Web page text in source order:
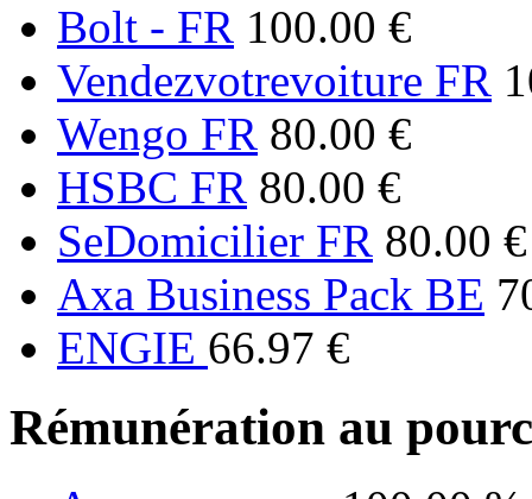
Bolt - FR 100.00 €
Vendezvotrevoiture FR
Wengo FR 80.00 €
HSBC FR 80.00 €
SeDomicilier FR 80.00 €
Axa Business Pack BE
ENGIE 66.97 €
Rémunération au